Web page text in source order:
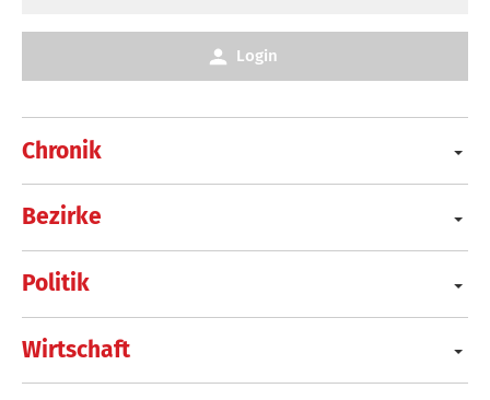
Chronik
Bezirke
Politik
Wirtschaft
Login